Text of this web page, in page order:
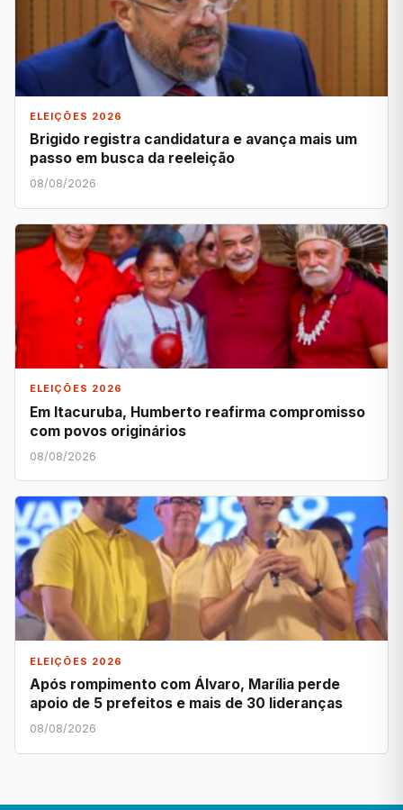
ELEIÇÕES 2026
Brigido registra candidatura e avança mais um
passo em busca da reeleição
08/08/2026
ELEIÇÕES 2026
Em Itacuruba, Humberto reafirma compromisso
com povos originários
08/08/2026
ELEIÇÕES 2026
Após rompimento com Álvaro, Marília perde
apoio de 5 prefeitos e mais de 30 lideranças
08/08/2026